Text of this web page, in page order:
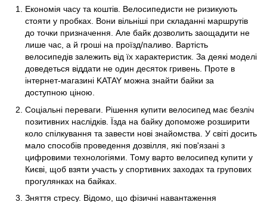
Економія часу та коштів. Велосипедисти не ризикують
стояти у пробках. Вони вільніші при складанні маршрутів
до точки призначення. Але байк дозволить заощадити не
лише час, а й гроші на проїзд/паливо. Вартість
велосипедів залежить від їх характеристик. За деякі моделі
доведеться віддати не один десяток гривень. Проте в
інтернет-магазині KATAY можна знайти байки за
доступною ціною.
Соціальні переваги. Рішення купити велосипед має безліч
позитивних наслідків. Їзда на байку допоможе розширити
коло спілкування та завести нові знайомства. У світі досить
мало способів проведення дозвілля, які пов'язані з
цифровими технологіями. Тому варто велосипед купити у
Києві, щоб взяти участь у спортивних заходах та групових
прогулянках на байках.
Зняття стресу. Відомо, що фізичні навантаження